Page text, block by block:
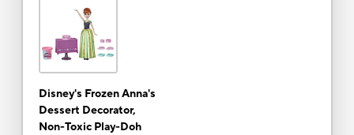
Disney's Frozen Anna's
Dessert Decorator,
Non-Toxic Play-Doh